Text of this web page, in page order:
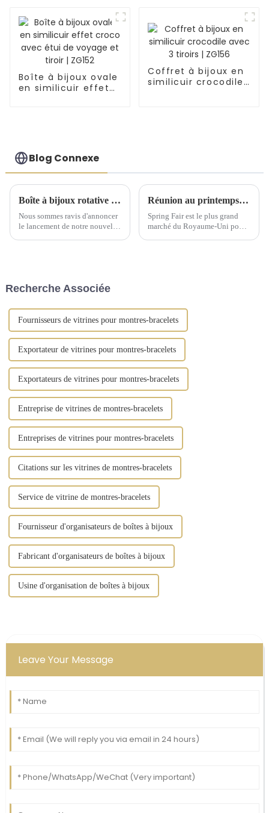
Boîte à bijoux ovale
en similicuir effet
Coffret à bijoux en
similicuir crocodile
Blog Connexe
Boîte à bijoux rotative élégante : un incontournable pour chaque collection
Nous sommes ravis d'annoncer
le lancement de notre nouvelle
des finitions dorées vintage.
Réunion au printemps 2025 du Comité exécutif national de Birmingham
Spring Fair est le plus grand
marché du Royaume-Uni pour
Recherche Associée
Fournisseurs de vitrines pour montres-bracelets
Exportateur de vitrines pour montres-bracelets
Exportateurs de vitrines pour montres-bracelets
Entreprise de vitrines de montres-bracelets
Entreprises de vitrines pour montres-bracelets
Citations sur les vitrines de montres-bracelets
Service de vitrine de montres-bracelets
Fournisseur d'organisateurs de boîtes à bijoux
Fabricant d'organisateurs de boîtes à bijoux
Usine d'organisation de boîtes à bijoux
Leave Your Message